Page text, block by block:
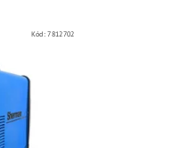
Kód:7812702